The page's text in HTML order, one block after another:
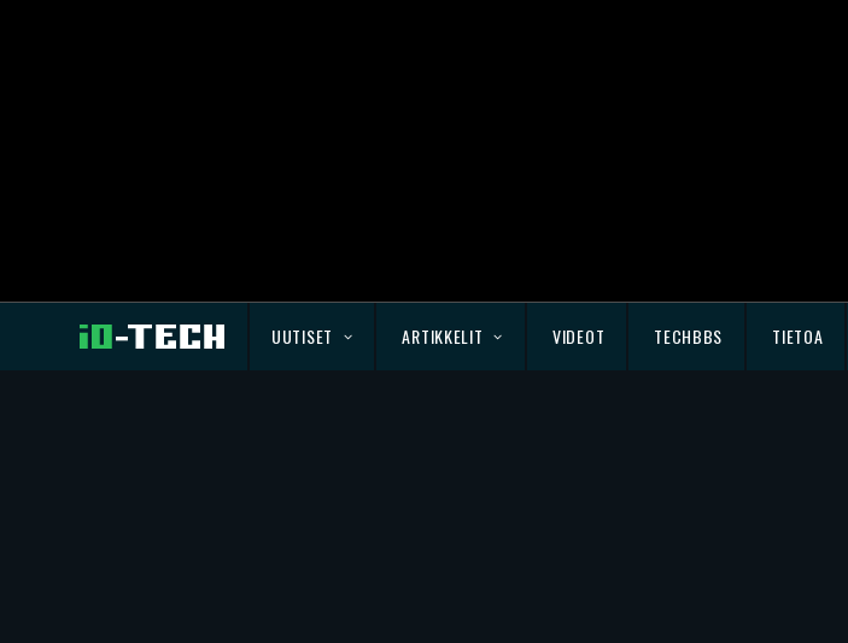
UUTISET ARTIKKELIT VIDEOT TECHBBS TIETOA